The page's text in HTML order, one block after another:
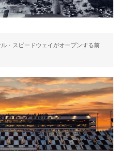
・スピードウェイがオープンする前